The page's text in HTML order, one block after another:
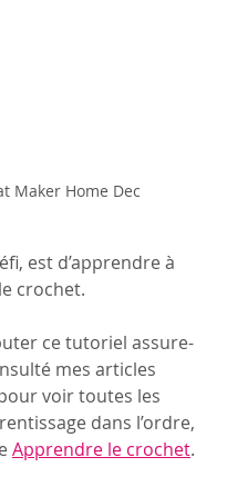
Maker Home Dec
est d’apprendre à
crochet.
ce tutoriel assure-
mes articles
voir toutes les
dans l’ordre,
Apprendre le crochet.